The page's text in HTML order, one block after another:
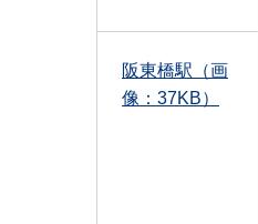
阪東橋駅（画
像：37KB）